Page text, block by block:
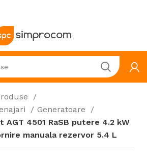
Generatoare
AGT 4501 RaSB putere 4.2 kW
manuala rezervor 5.4 L